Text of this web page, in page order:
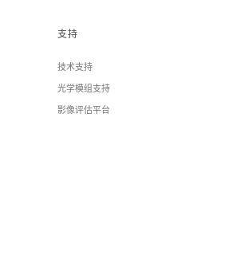
支持
技术支持
光学模组支持
影像评估平台